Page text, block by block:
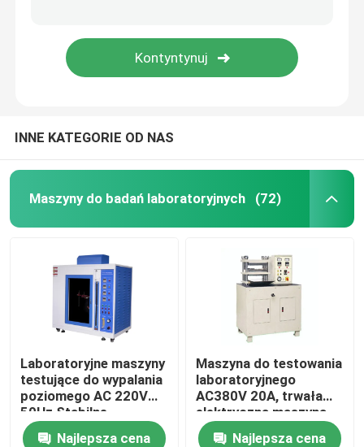
INNE KATEGORIE OD NAS
Maszyny do badań laboratoryjnych (72)
Laboratoryjne maszyny
testujące do wypalania
poziomego AC 220V
50Hz Stabilne
Najlepsza cena
Maszyna do testowania
laboratoryjnego
AC380V 20A, trwała
elektryczna maszyna
do formowania siarki
Najlepsza cena